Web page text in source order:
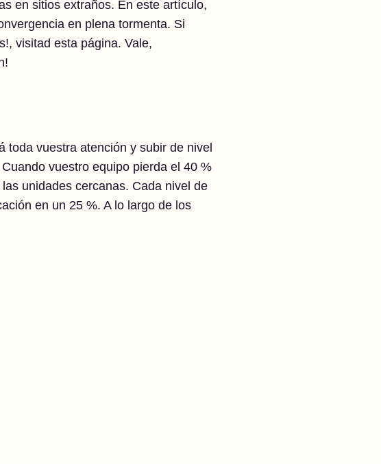
en sitios extraños. En este artículo,
en plena tormenta. Si
visitad esta página. Vale,
toda vuestra atención y subir de nivel
vuestro equipo pierda el 40 %
unidades cercanas. Cada nivel de
en un 25 %. A lo largo de los